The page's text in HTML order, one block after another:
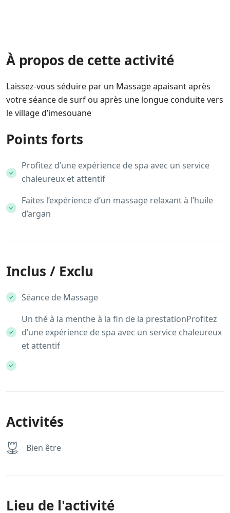
À propos de cette activité
Laissez-vous séduire par un Massage apaisant après
votre séance de surf ou après une longue conduite vers
le village d’imesouane
Points forts
Profitez d’une expérience de spa avec un service
chaleureux et attentif
Faites l’expérience d’un massage relaxant à l’huile
d’argan
Inclus / Exclu
Séance de Massage
Un thé à la menthe à la fin de la prestationProfitez
d’une expérience de spa avec un service chaleureux
et attentif
Activités
Bien être
Lieu de l'activité